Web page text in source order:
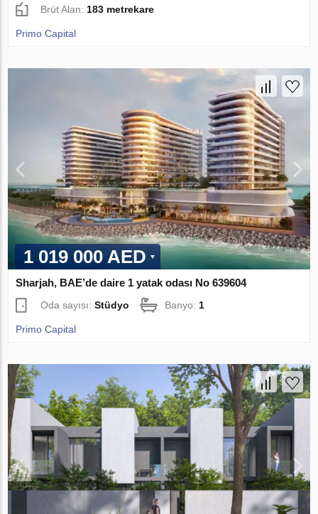
Brüt Alan: 183 metrekare
Primo Capital
1 019 000 AED
Sharjah, BAE’de daire 1 yatak odası No 639604
Oda sayısı:Stüdyo Banyo:1
Primo Capital